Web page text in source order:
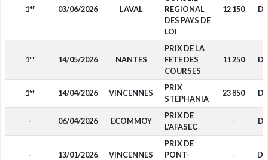
1er 03/06/2026 LAVAL
REGIONAL
DES PAYS DE
LOI
12 150 D4
1er 14/05/2026 NANTES
PRIX DE LA
FETE DES
COURSES
11 250 D4
1er 14/04/2026 VINCENNES
PRIX
STEPHANIA
23 850 D4
- 06/04/2026 ECOMMOY
PRIX DE
L'AFASEC
- D4
- 13/01/2026 VINCENNES
PRIX DE
PONT-
- DA